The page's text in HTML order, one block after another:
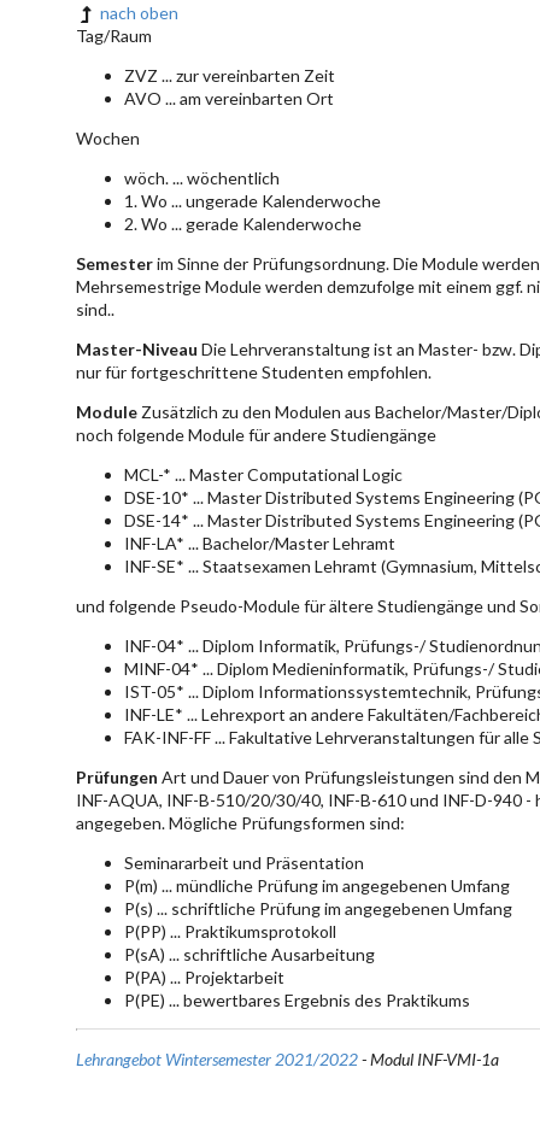
nach oben
Tag/Raum
ZVZ ... zur vereinbarten Zeit
AVO ... am vereinbarten Ort
Wochen
wöch. ... wöchentlich
1. Wo ... ungerade Kalenderwoche
2. Wo ... gerade Kalenderwoche
Semesterim Sinne der Prüfungsordnung. Die Module
Mehrsemestrige Module werden demzufolge mit einem ggf.
sind..
Master-Niveau Die Lehrveranstaltung ist an Master- bzw.
nur für fortgeschrittene Studenten empfohlen.
Module Zusätzlich zu den Modulen aus Bachelor/Master/
noch folgende Module für andere Studiengänge
MCL-* ... Master Computational Logic
DSE-10* ... Master Distributed Systems Engineering
DSE-14* ... Master Distributed Systems Engineering
INF-LA* ... Bachelor/Master Lehramt
INF-SE* ... Staatsexamen Lehramt (Gymnasium,
und folgende Pseudo-Module für ältere Studiengänge und
INF-04* ... Diplom Informatik, Prüfungs-/
MINF-04* ... Diplom Medieninformatik, Prüfungs-/
IST-05* ... Diplom Informationssystemtechnik,
INF-LE* ... Lehrexport an andere Fakultäten/
FAK-INF-FF ... Fakultative Lehrveranstaltungen für
Prüfungen Art und Dauer von Prüfungsleistungen sind den
INF-AQUA, INF-B-510/20/30/40, INF-B-610 und INF-D-940
angegeben. Mögliche Prüfungsformen sind:
Seminararbeit und Präsentation
P(m) ... mündliche Prüfung im angegebenen Umfang
P(s) ... schriftliche Prüfung im angegebenen Umfang
P(PP) ... Praktikumsprotokoll
P(sA) ... schriftliche Ausarbeitung
P(PA) ... Projektarbeit
P(PE) ... bewertbares Ergebnis des Praktikums
Lehrangebot Wintersemester 2021/2022- Modul INF-VMI-1a